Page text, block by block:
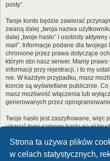
Strona ta używa plików
w celach statystycznych,
posty”.
Twoje konto będzie zawierać
zwaną dalej „twoja nazwa
dalej „twoje hasło” i osobisty
mail”. Informacje podane dla twojego
chronione przez prawa dotyczące
którym stoi nasz serwer. Mamy
informacji przy rejestracji, i to my
nie. W każdym przypadku, masz
koncie są wyświetlane publicznie.
masz możliwość włączenia lub
generowanych przez
Twoje hasło jest zaszyfrowane,
używać tego samego hasła na
umożliwia dostęp do twojego konta
w żadnym wypadku nie podawaj
pamiętam hasła”. Witryna poprosi
e-mail. Po podaniu tych danych